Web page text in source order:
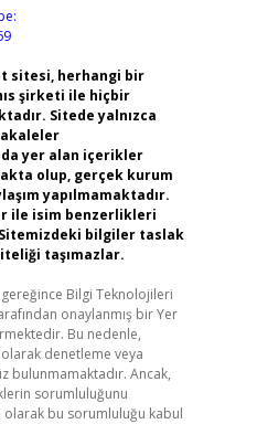
sitesi, herhangi bir
şirketi ile hiçbir
Sitede yalnızca
yer alan içerikler
olup, gerçek kurum
yapılmamaktadır.
ile isim benzerlikleri
bilgiler taslak
taşımazlar.
gereğince Bilgi Teknolojileri
onaylanmış bir Yer
Bu nedenle,
denetleme veya
bulunmamaktadır. Ancak,
sorumluluğunu
olarak bu sorumluluğu kabul